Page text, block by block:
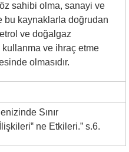
sahibi olma, sanayi ve
bu kaynaklarla doğrudan
ve doğalgaz
kullanma ve ihraç etme
olmasıdır.
Sınır
ne Etkileri.” s.6.